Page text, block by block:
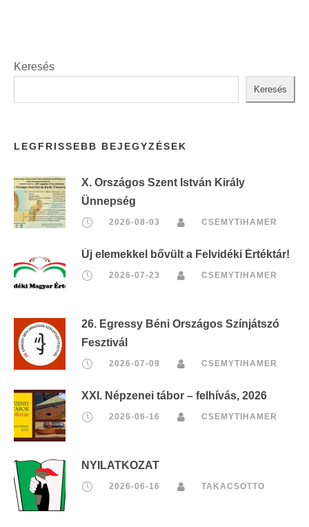
Keresés
Keresés
LEGFRISSEBB BEJEGYZÉSEK
X. Országos Szent István Király
Ünnepség
2026-08-03 CSEMYTIHAMER
Új elemekkel bővült a Felvidéki Értéktár!
2026-07-23 CSEMYTIHAMER
26. Egressy Béni Országos Színjátszó
Fesztivál
2026-07-09 CSEMYTIHAMER
XXI. Népzenei tábor – felhívás, 2026
2026-06-16 CSEMYTIHAMER
NYILATKOZAT
2026-06-16 TAKACSOTTO